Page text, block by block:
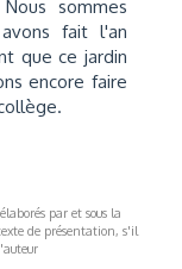
sommes
fait l'an
que ce jardin
encore faire
par et sous la
de présentation, s'il